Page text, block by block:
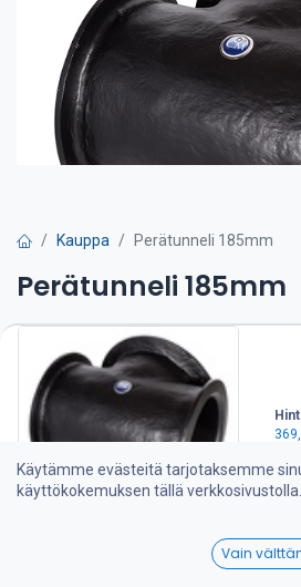
Kauppa Perätunneli 185mm
Perätunneli 185mm
369,81
Lisää
Lisää toivelistalle
Käytämme evästeitä tarjotaksemme
käyttökokemuksen tällä verkkosivustolla.
Vain